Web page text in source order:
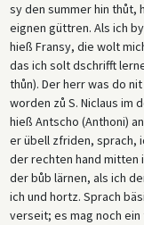
sy den summer hin thůt,
eignen güttren. Als ich
hieß Fransy, die wolt
das ich solt dschrifft
thůn). Der herr was do
worden zů S. Niclaus im
hieß Antscho (Anthoni)
er übell zfriden, sprach,
der rechten hand mitten
der bůb lärnen, als ich
ich und hortz. Sprach
verseit; es mag noch